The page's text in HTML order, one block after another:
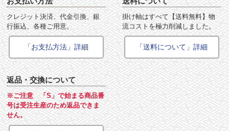
クレジット決済、代金引換、銀
行振込、各種ご用意。
「お支払方法」詳細
掛け軸はすべて【送料無料】物
流コストを極力削減しました。
「送料について」詳細
返品・交換について
※ご注意 「S」で始まる商品番
号は受注生産のため返品できま
せん。